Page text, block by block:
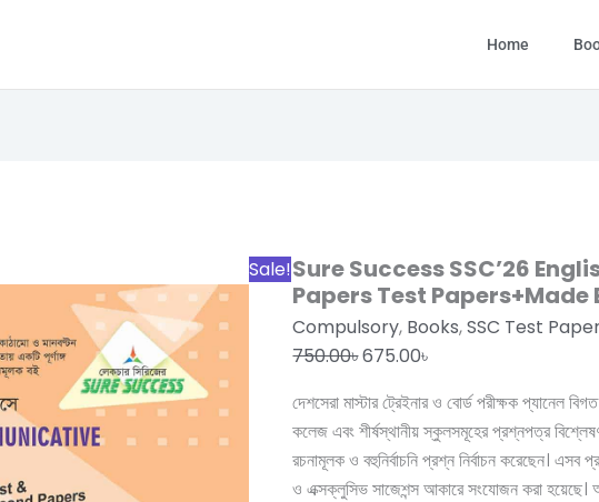
Home
Sale!Sure Success SSC’26
Papers Test Papers+Made
Compulsory, Books,SSC Test
750.00৳
750.00৳.
675.00৳
675.00৳.
দেশসেরা মাস্টার ট্রেইনার ও বোর্ড পরীক্ষক প্যানেল
কলেজ এবং শীর্ষস্থানীয় স্কুলসমূহের প্রশ্নপত্র
রচনামূলক ও বহুনির্বাচনি প্রশ্ন নির্বাচন করেছেন।
ও এক্সক্লুসিভ সাজেশন্স আকারে সংযোজন করা
English
1st
and
2nd
Test
Papers+Made
Easy
quantity